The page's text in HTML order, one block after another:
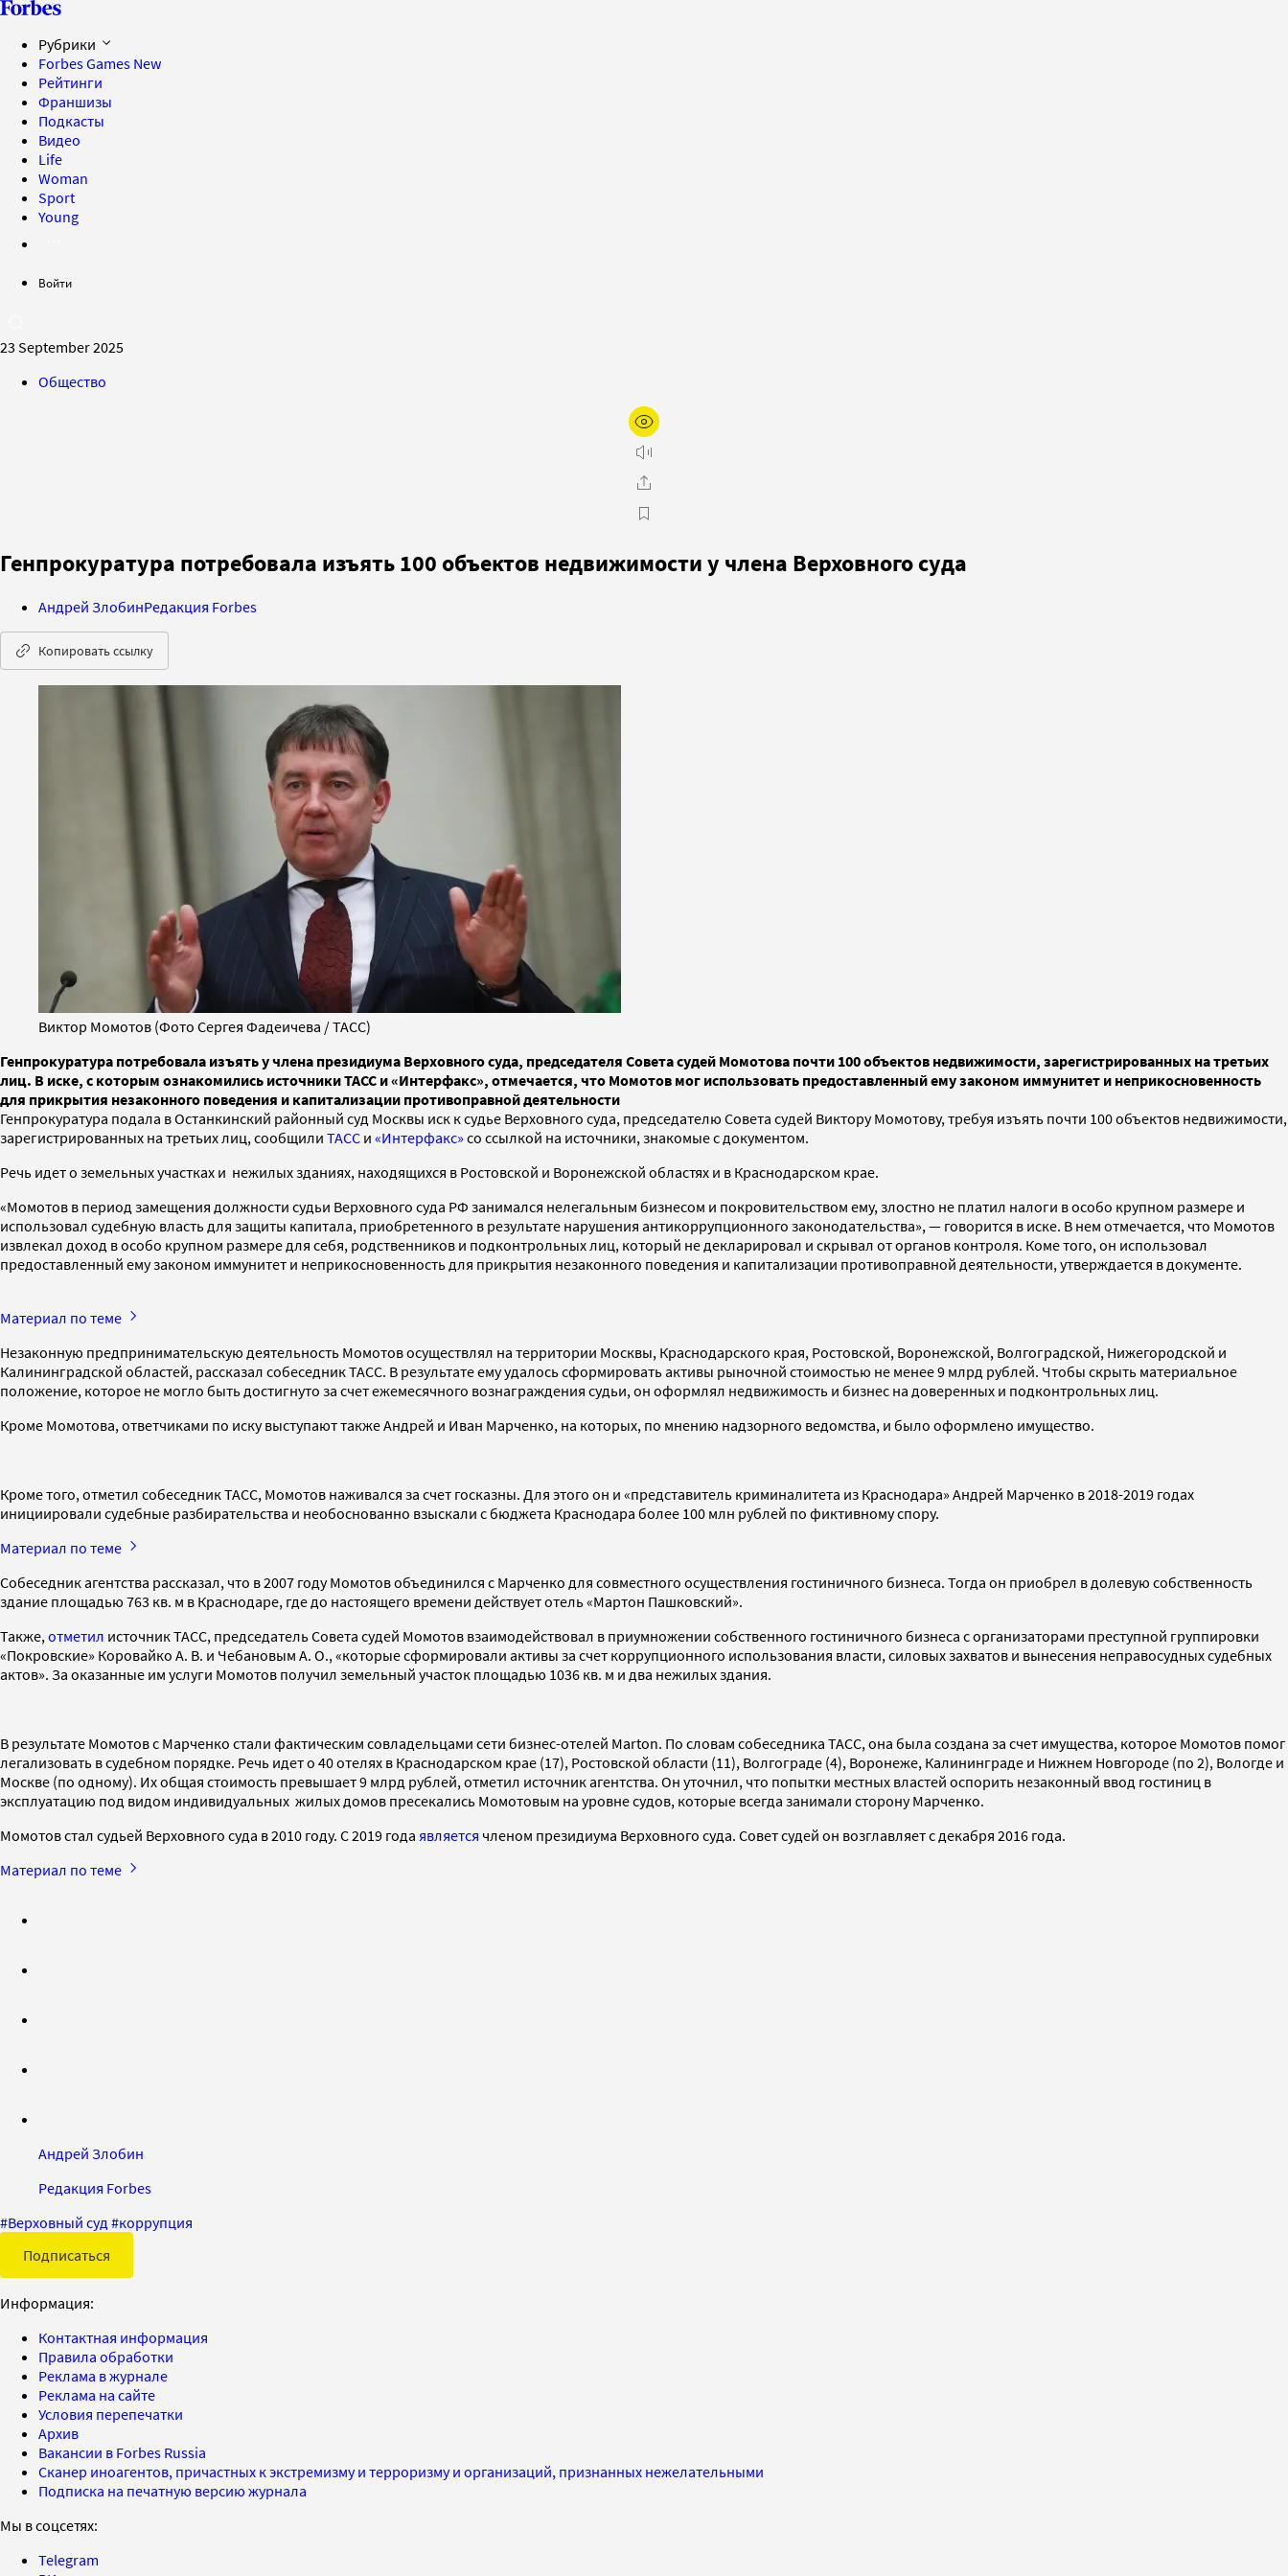
Рубрики
Forbes Games New
Рейтинги
Франшизы
Подкасты
Видео
Life
Woman
Sport
Young
Войти
23 September 2025
Общество
Генпрокуратура потребовала изъять 100 объектов недвижимости у члена Верховного суда
Андрей ЗлобинРедакция Forbes
Копировать ссылку
Виктор Момотов (Фото Сергея Фадеичева / ТАСС)
Генпрокуратура потребовала изъять у члена президиума Верховного суда, председателя Совета судей Момотова почти 100 объектов недвижимости, зарегистрированных на третьих
лиц. В иске, с которым ознакомились источники ТАСС и «Интерфакс», отмечается, что Момотов мог использовать предоставленный ему законом иммунитет и неприкосновенность
для прикрытия незаконного поведения и капитализации противоправной деятельности
Генпрокуратура подала в Останкинский районный суд Москвы иск к судье Верховного суда, председателю Совета судей Виктору Момотову, требуя изъять почти 100 объектов недвижимости,
зарегистрированных на третьих лиц, сообщили ТАСС и «Интерфакс» со ссылкой на источники, знакомые с документом.
Речь идет о земельных участках и нежилых зданиях, находящихся в Ростовской и Воронежской областях и в Краснодарском крае.
«Момотов в период замещения должности судьи Верховного суда РФ занимался нелегальным бизнесом и покровительством ему, злостно не платил налоги в особо крупном размере и
использовал судебную власть для защиты капитала, приобретенного в результате нарушения антикоррупционного законодательства», — говорится в иске. В нем отмечается, что Момотов
извлекал доход в особо крупном размере для себя, родственников и подконтрольных лиц, который не декларировал и скрывал от органов контроля. Коме того, он использовал
предоставленный ему законом иммунитет и неприкосновенность для прикрытия незаконного поведения и капитализации противоправной деятельности, утверждается в документе.
Материал по теме
Незаконную предпринимательскую деятельность Момотов осуществлял на территории Москвы, Краснодарского края, Ростовской, Воронежской, Волгоградской, Нижегородской и
Калининградской областей, рассказал собеседник ТАСС. В результате ему удалось сформировать активы рыночной стоимостью не менее 9 млрд рублей. Чтобы скрыть материальное
положение, которое не могло быть достигнуто за счет ежемесячного вознаграждения судьи, он оформлял недвижимость и бизнес на доверенных и подконтрольных лиц.
Кроме Момотова, ответчиками по иску выступают также Андрей и Иван Марченко, на которых, по мнению надзорного ведомства, и было оформлено имущество.
Кроме того, отметил собеседник ТАСС, Момотов наживался за счет госказны. Для этого он и «представитель криминалитета из Краснодара» Андрей Марченко в 2018-2019 годах
инициировали судебные разбирательства и необоснованно взыскали с бюджета Краснодара более 100 млн рублей по фиктивному спору.
Материал по теме
Собеседник агентства рассказал, что в 2007 году Момотов объединился с Марченко для совместного осуществления гостиничного бизнеса. Тогда он приобрел в долевую собственность
здание площадью 763 кв. м в Краснодаре, где до настоящего времени действует отель «Мартон Пашковский».
Также, отметил источник ТАСС, председатель Совета судей Момотов взаимодействовал в приумножении собственного гостиничного бизнеса с организаторами преступной группировки
«Покровские» Коровайко А. В. и Чебановым А. О., «которые сформировали активы за счет коррупционного использования власти, силовых захватов и вынесения неправосудных судебных
актов». За оказанные им услуги Момотов получил земельный участок площадью 1036 кв. м и два нежилых здания.
В результате Момотов с Марченко стали фактическим совладельцами сети бизнес-отелей Marton. По словам собеседника ТАСС, она была создана за счет имущества, которое Момотов помог
легализовать в судебном порядке. Речь идет о 40 отелях в Краснодарском крае (17), Ростовской области (11), Волгограде (4), Воронеже, Калининграде и Нижнем Новгороде (по 2), Вологде и
Москве (по одному). Их общая стоимость превышает 9 млрд рублей, отметил источник агентства. Он уточнил, что попытки местных властей оспорить незаконный ввод гостиниц в
эксплуатацию под видом индивидуальных жилых домов пресекались Момотовым на уровне судов, которые всегда занимали сторону Марченко.
Момотов стал судьей Верховного суда в 2010 году. С 2019 года является членом президиума Верховного суда. Совет судей он возглавляет с декабря 2016 года.
Материал по теме
Андрей Злобин
Редакция Forbes
#Верховный суд #коррупция
Подписаться
Информация:
Контактная информация
Правила обработки
Реклама в журнале
Реклама на сайте
Условия перепечатки
Архив
Вакансии в Forbes Russia
Сканер иноагентов, причастных к экстремизму и терроризму и организаций, признанных нежелательными
Подписка на печатную версию журнала
Мы в соцсетях:
Telegram